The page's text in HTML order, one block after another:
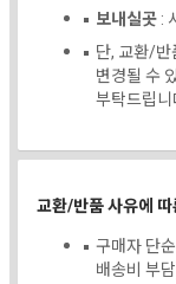
보내실곳:
단, 교환/
변경될 수
부탁드립니
교환/반품 사유에
구매자 단
배송비 부